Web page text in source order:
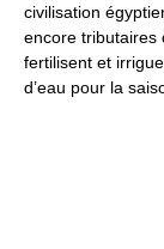
civilisation
encore tributaires
fertilisent et
d’eau pour la